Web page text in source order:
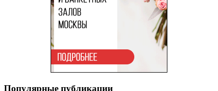
Популярные публикации